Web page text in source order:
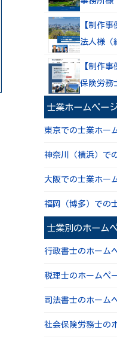
【制作
法人様（
【制作
保険労務
士業ホームペー
東京での士業ホー
神奈川（横浜）で
大阪での士業ホー
福岡（博多）での
士業別のホーム
行政書士のホーム
税理士のホームペ
司法書士のホーム
社会保険労務士の